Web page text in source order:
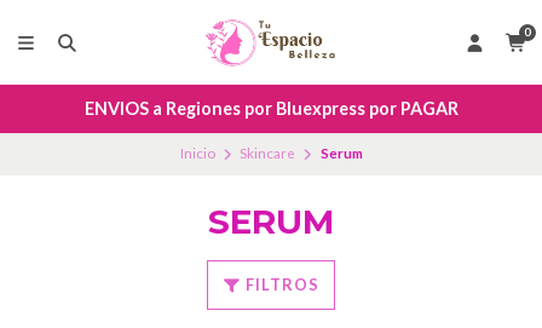
0
ENVIOS a Regiones por Bluexpress por PAGAR
Inicio Skincare Serum
SERUM
FILTROS